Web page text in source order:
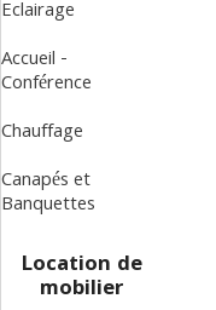
Eclairage
Accueil -
Conférence
Chauffage
Canapés et
Banquettes
Location de
mobilier